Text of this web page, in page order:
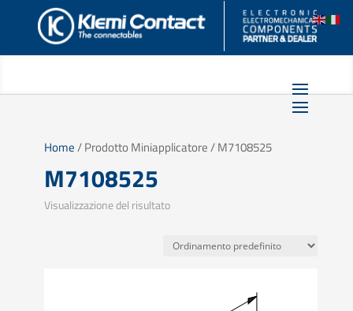
Home/ Prodotto Miniapplicatore / M7108525
M7108525
Visualizzazione del risultato